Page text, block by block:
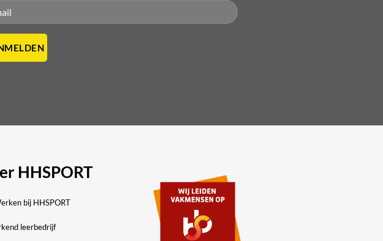
leave this field empty.
leave this field empty.
HHSPORT
bij HHSPORT
leerbedrijf